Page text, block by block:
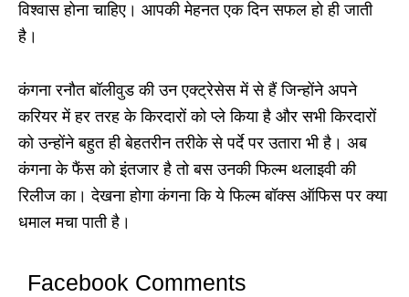
विश्वास होना चाहिए। आपकी मेहनत एक दिन सफल हो ही जाती
है।
कंगना रनौत बॉलीवुड की उन एक्ट्रेसेस में से हैं जिन्होंने अपने
करियर में हर तरह के किरदारों को प्ले किया है और सभी किरदारों
को उन्होंने बहुत ही बेहतरीन तरीके से पर्दे पर उतारा भी है। अब
कंगना के फैंस को इंतजार है तो बस उनकी फिल्म थलाइवी की
रिलीज का। देखना होगा कंगना कि ये फिल्म बॉक्स ऑफिस पर क्या
धमाल मचा पाती है।
Facebook Comments